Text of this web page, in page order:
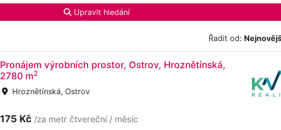
Upravit hledání
Řadit od:
Pronájem výrobních prostor, Ostrov, Hroznětínská,
2780 m2
Hroznětínská, Ostrov
175 Kč /za metr čtvereční / měsíc